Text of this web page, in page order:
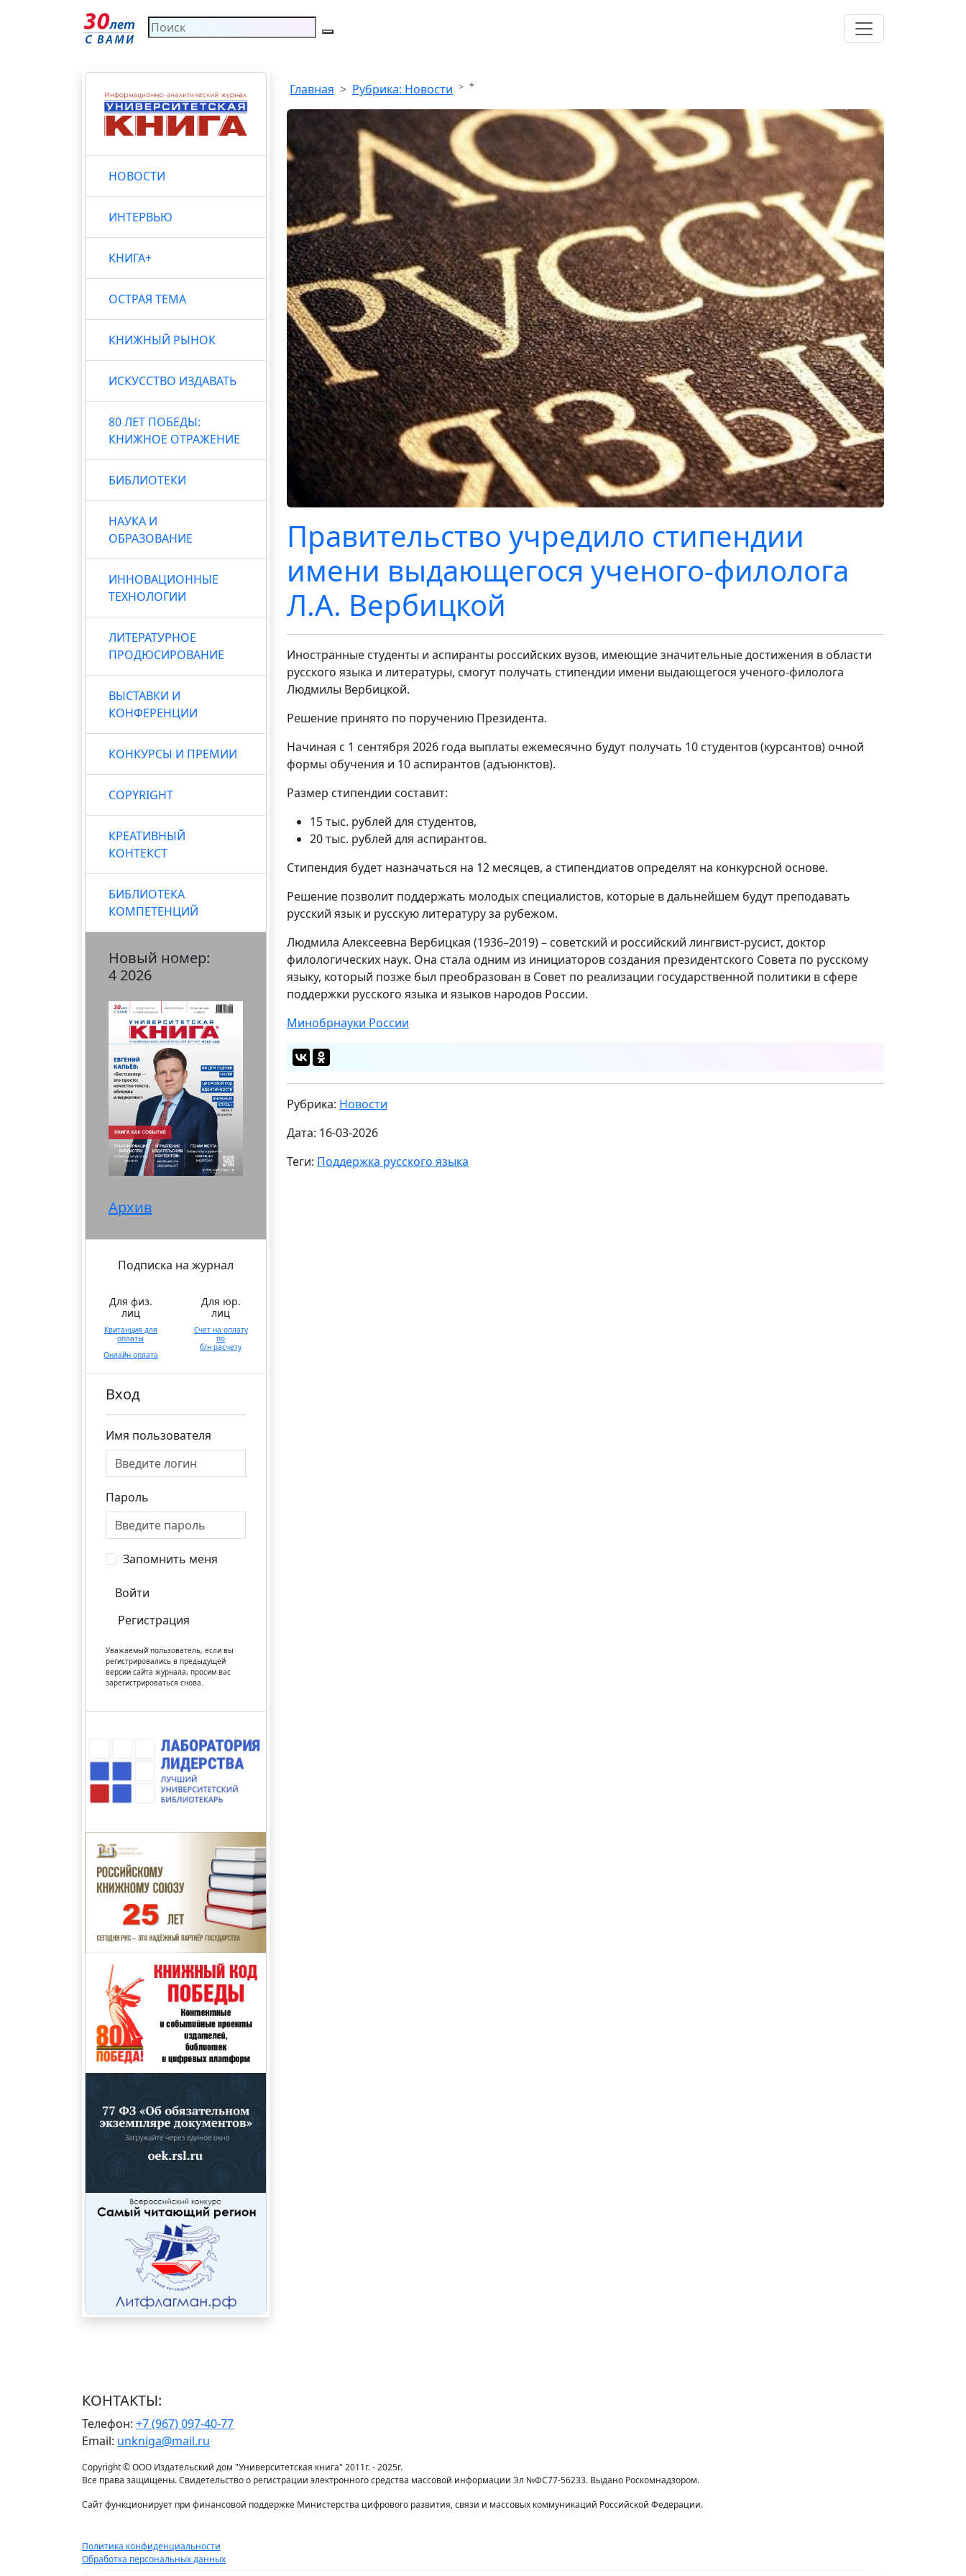
НОВОСТИ
ИНТЕРВЬЮ
КНИГА+
ОСТРАЯ ТЕМА
КНИЖНЫЙ РЫНОК
ИСКУССТВО ИЗДАВАТЬ
80 ЛЕТ ПОБЕДЫ:
КНИЖНОЕ ОТРАЖЕНИЕ
БИБЛИОТЕКИ
НАУКА И
ОБРАЗОВАНИЕ
ИННОВАЦИОННЫЕ
ТЕХНОЛОГИИ
ЛИТЕРАТУРНОЕ
ПРОДЮСИРОВАНИЕ
ВЫСТАВКИ И
КОНФЕРЕНЦИИ
КОНКУРСЫ И ПРЕМИИ
COPYRIGHT
КРЕАТИВНЫЙ
КОНТЕКСТ
БИБЛИОТЕКА
КОМПЕТЕНЦИЙ
Новый номер:
4 2026
Архив
Подписка на журнал
Для физ.
лиц
Квитанция для
оплаты
Онлайн оплата
Для юр.
лиц
Счет на оплату
по
б/н расчету
Вход
Имя пользователя
Пароль
Запомнить меня
Войти
Регистрация
Уважаемый пользователь, если вы
регистрировались в предыдущей
версии сайта журнала, просим вас
зарегистрироваться снова.
Главная Рубрика: Новости *
Правительство учредило стипендии
имени выдающегося ученого-филолога
Л.А. Вербицкой
Иностранные студенты и аспиранты российских вузов, имеющие значительные достижения в области
русского языка и литературы, смогут получать стипендии имени выдающегося ученого-филолога
Людмилы Вербицкой.
Решение принято по поручению Президента.
Начиная с 1 сентября 2026 года выплаты ежемесячно будут получать 10 студентов (курсантов) очной
формы обучения и 10 аспирантов (адъюнктов).
Размер стипендии составит:
15 тыс. рублей для студентов,
20 тыс. рублей для аспирантов.
Стипендия будет назначаться на 12 месяцев, а стипендиатов определят на конкурсной основе.
Решение позволит поддержать молодых специалистов, которые в дальнейшем будут преподавать
русский язык и русскую литературу за рубежом.
Людмила Алексеевна Вербицкая (1936–2019) – советский и российский лингвист-русист, доктор
филологических наук. Она стала одним из инициаторов создания президентского Совета по русскому
языку, который позже был преобразован в Совет по реализации государственной политики в сфере
поддержки русского языка и языков народов России.
Минобрнауки России
Рубрика: Новости
Дата: 16-03-2026
Теги: Поддержка русского языка
КОНТАКТЫ:
Телефон: +7 (967) 097-40-77
Email: unkniga@mail.ru
Copyright © ООО Издательский дом "Университетская книга" 2011г. - 2025г.
Все права защищены. Свидетельство о регистрации электронного средства массовой информации Эл №ФС77-56233. Выдано Роскомнадзором.
Сайт функционирует при финансовой поддержке Министерства цифрового развития, связи и массовых коммуникаций Российской Федерации.
Политика конфиденциальности
Обработка персональных данных